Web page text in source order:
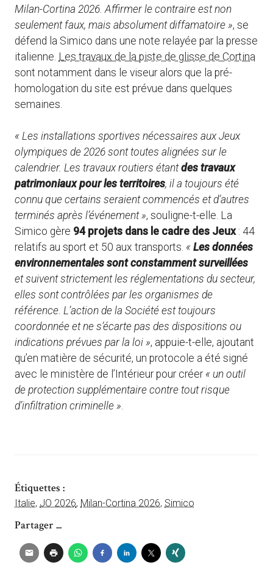
Milan-Cortina 2026. Affirmer le contraire est non
seulement faux, mais absolument diffamatoire », se
défend la Simico dans une note relayée par la presse
italienne. Les travaux de la piste de glisse de Cortina
sont notamment dans le viseur alors que la pré-
homologation du site est prévue dans quelques
semaines.
« Les installations sportives nécessaires aux Jeux
olympiques de 2026 sont toutes alignées sur le
calendrier. Les travaux routiers étantdes travaux
patrimoniaux pour les territoires, il a toujours été
connu que certains seraient commencés et d’autres
terminés après l’événement », souligne-t-elle. La
Simico gère 94 projets dans le cadre des Jeux: 44
relatifs au sport et 50 aux transports. « Les données
environnementales sont constamment surveillées
et suivent strictement les réglementations du secteur,
elles sont contrôlées par les organismes de
référence. L’action de la Société est toujours
coordonnée et ne s’écarte pas des dispositions ou
indications prévues par la loi », appuie-t-elle, ajoutant
qu’en matière de sécurité, un protocole a été signé
avec le ministère de l’Intérieur pour créer « un outil
de protection supplémentaire contre tout risque
d’infiltration criminelle ».
Étiquettes :
Italie, JO 2026, Milan-Cortina 2026, Simico
Partager ...